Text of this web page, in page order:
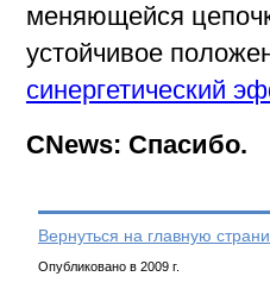
меняющейся
устойчивое
синергетический
CNews: Спасибо.
Вернуться на главную
Опубликовано в 2009 г.